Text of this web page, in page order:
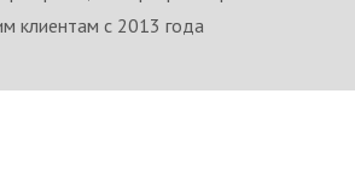
клиентам с 2013 года